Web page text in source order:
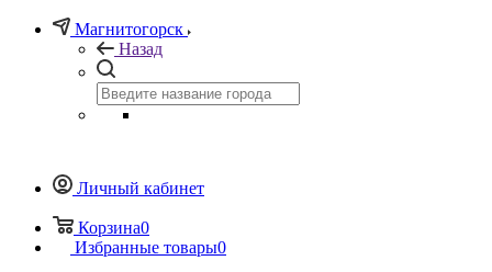
Магнитогорск
Назад
Личный кабинет
Корзина0
Избранные товары0